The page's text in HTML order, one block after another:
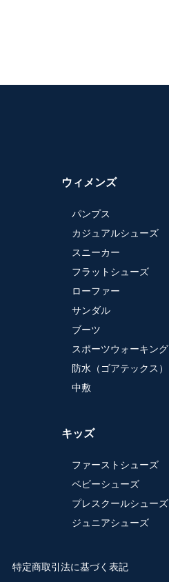
ウィメンズ
パンプス
カジュアルシューズ
スニーカー
フラットシューズ
ローファー
サンダル
ブーツ
スポーツウォーキング
防水（ゴアテックス）
中敷
キッズ
ファーストシューズ
ベビーシューズ
プレスクールシューズ
ジュニアシューズ
特定商取引法に基づく表記